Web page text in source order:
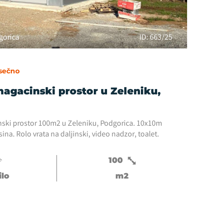
ID: 663/25
prostor u Zeleniku,
prostor 100m2 u Zeleniku, Podgorica. 10x10m
Rolo vrata na daljinski, video nadzor, toalet.
100
m2